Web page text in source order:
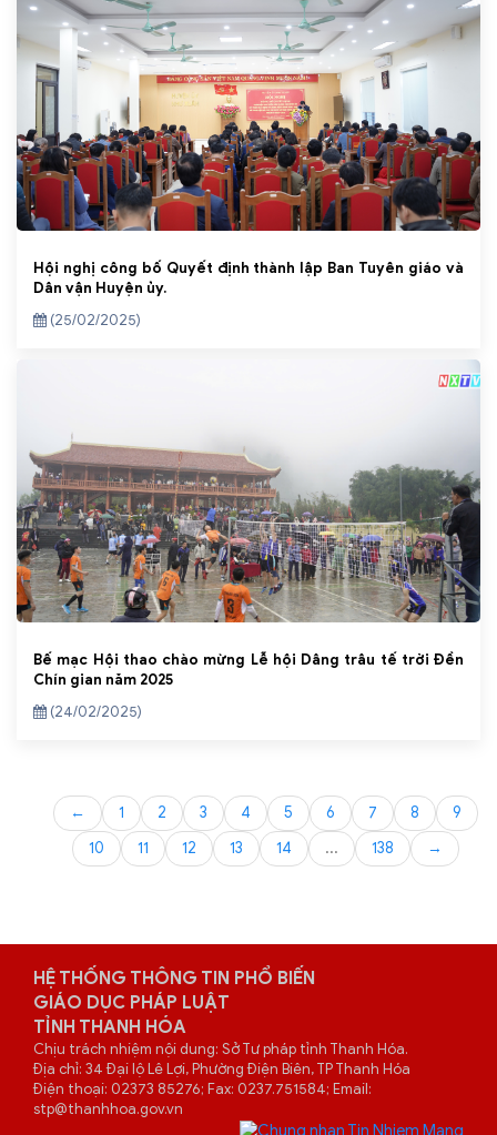
Hội nghị công bố Quyết định thành lập Ban Tuyên giáo và
Dân vận Huyện ủy.
(25/02/2025)
Bế mạc Hội thao chào mừng Lễ hội Dâng trâu tế trời Đền
Chín gian năm 2025
(24/02/2025)
← 1 2 3 4 5 6 7 8
9
10
11 12 13 14 ... 138 →
HỆ THỐNG THÔNG TIN PHỔ BIẾN
GIÁO DỤC PHÁP LUẬT
TỈNH THANH HÓA
Chịu trách nhiệm nội dung: Sở Tư pháp tỉnh Thanh Hóa.
Địa chỉ: 34 Đại lộ Lê Lợi, Phường Điện Biên, TP Thanh Hóa
Điện thoại: 02373 85276; Fax: 0237.751584; Email:
stp@thanhhoa.gov.vn